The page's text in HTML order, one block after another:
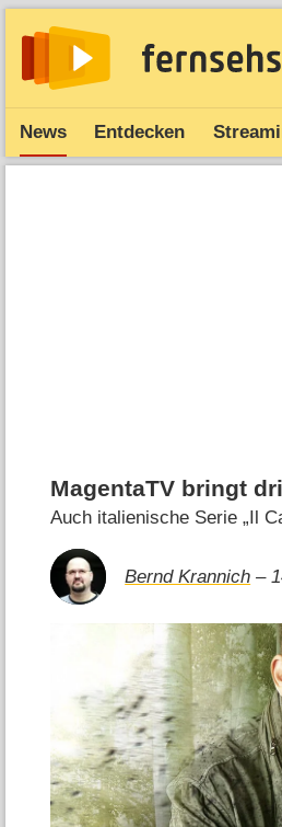
News Entdecken
MagentaTV bringt
Auch italienische Serie „Il
Bernd Krannich –